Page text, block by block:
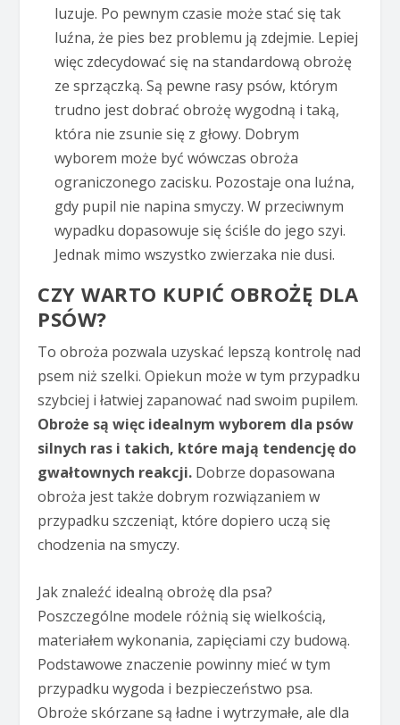
luzuje. Po pewnym czasie może stać się tak
luźna, że pies bez problemu ją zdejmie. Lepiej
więc zdecydować się na standardową obrożę
ze sprzączką. Są pewne rasy psów, którym
trudno jest dobrać obrożę wygodną i taką,
która nie zsunie się z głowy. Dobrym
wyborem może być wówczas obroża
ograniczonego zacisku. Pozostaje ona luźna,
gdy pupil nie napina smyczy. W przeciwnym
wypadku dopasowuje się ściśle do jego szyi.
Jednak mimo wszystko zwierzaka nie dusi.
CZY WARTO KUPIĆ OBROŻĘ DLA
PSÓW?
To obroża pozwala uzyskać lepszą kontrolę nad
psem niż szelki. Opiekun może w tym przypadku
szybciej i łatwiej zapanować nad swoim pupilem.
Obroże są więc idealnym wyborem dla psów
silnych ras i takich, które mają tendencję do
gwałtownych reakcji. Dobrze dopasowana
obroża jest także dobrym rozwiązaniem w
przypadku szczeniąt, które dopiero uczą się
chodzenia na smyczy.
Jak znaleźć idealną obrożę dla psa?
Poszczególne modele różnią się wielkością,
materiałem wykonania, zapięciami czy budową.
Podstawowe znaczenie powinny mieć w tym
przypadku wygoda i bezpieczeństwo psa.
Obroże skórzane są ładne i wytrzymałe, ale dla